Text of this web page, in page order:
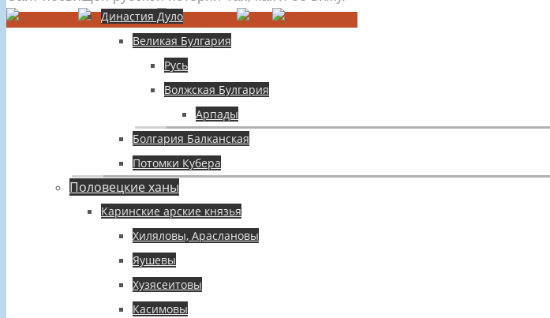
Династия Дуло
Великая Булгария
Русь
Волжская Булгария
Арпады
Болгария Балканская
Потомки Кубера
Половецкие ханы
Каринские арские князья
Хиляловы, Араслановы
Яушевы
Хузясеитовы
Касимовы